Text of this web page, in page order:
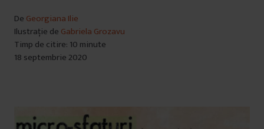
De Georgiana Ilie
Ilustrație de Gabriela Grozavu
Timp de citire: 10 minute
18 septembrie 2020